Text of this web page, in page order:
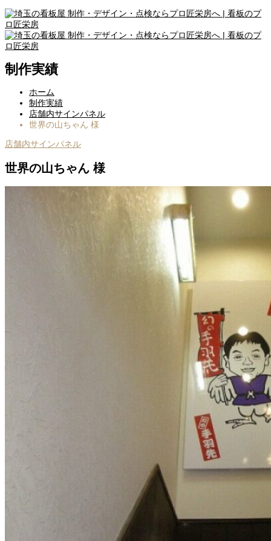
制作実績
ホーム
制作実績
店舗内サインパネル
世界の山ちゃん 様
店舗内サインパネル
世界の山ちゃん 様